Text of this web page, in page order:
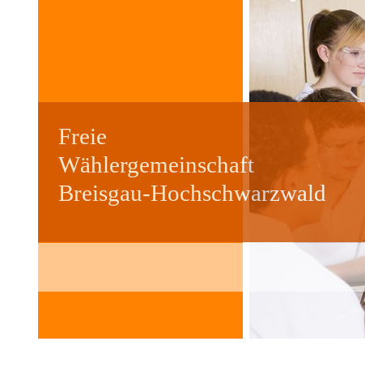
Freie
Wählergemeinschaft
Breisgau-Hochschwarzwald